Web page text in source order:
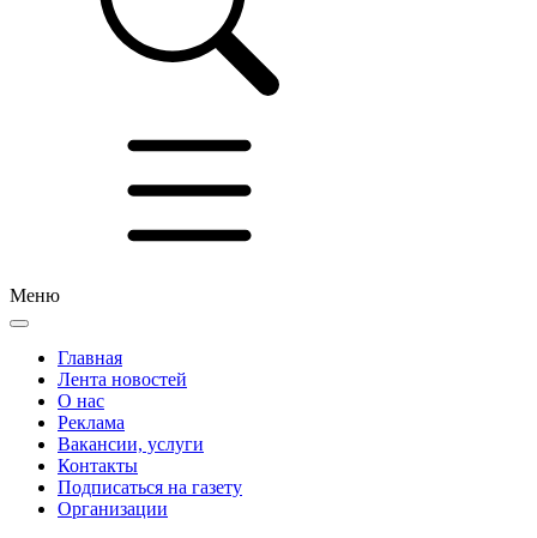
Меню
Главная
Лента новостей
О нас
Реклама
Вакансии, услуги
Контакты
Подписаться на газету
Организации